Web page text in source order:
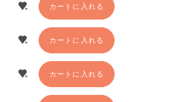
カートに入れる
カートに入れる
カートに入れる